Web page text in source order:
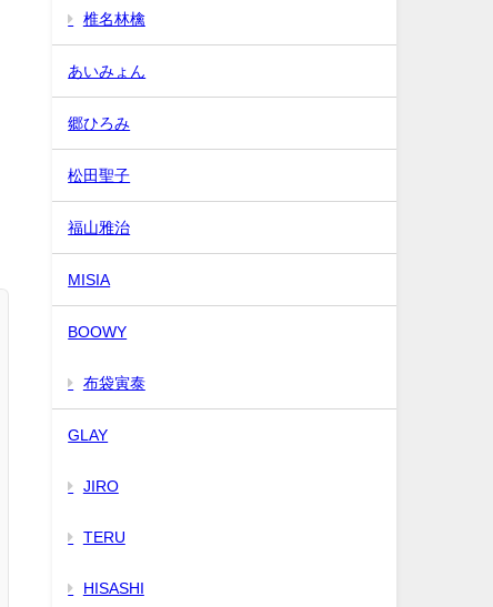
椎名林檎
あいみょん
郷ひろみ
松田聖子
福山雅治
MISIA
BOOWY
布袋寅泰
GLAY
JIRO
TERU
HISASHI